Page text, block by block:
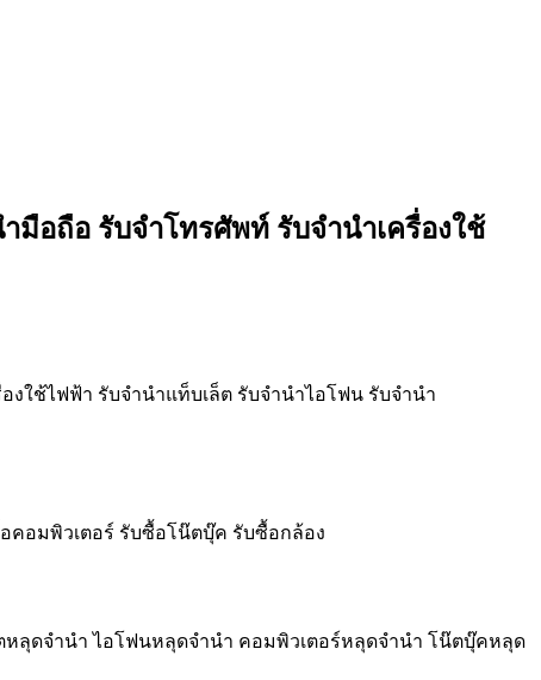
มือถือ รับจำโทรศัพท์ รับจำนำเครื่องใช้
ใช้ไฟฟ้า รับจำนำแท็บเล็ต รับจำนำไอโฟน รับจำนำ
คอมพิวเตอร์ รับซื้อโน๊ตบุ๊ค รับซื้อกล้อง
ลุดจำนำ ไอโฟนหลุดจำนำ คอมพิวเตอร์หลุดจำนำ โน๊ตบุ๊คหลุด